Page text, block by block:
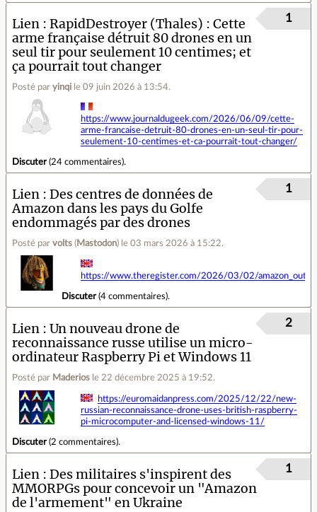
Lien
RapidDestroyer (Thales) : Cette
arme française détruit 80 drones en un
seul tir pour seulement 10 centimes; et
ça pourrait tout changer
Posté par yinqi le 09 juin 2026 à 13:54.
1
https://www.journaldugeek.com/2026/06/09/cette-
arme-francaise-detruit-80-drones-en-un-seul-tir-pour-
seulement-10-centimes-et-ca-pourrait-tout-changer/
Discuter(24 commentaires).
Lien
Des centres de données de
Amazon dans les pays du Golfe
endommagés par des drones
Posté par volts ( Mastodon) le 03 mars 2026 à 15:22.
1
https://www.theregister.com/2026/03/02/
Discuter(4 commentaires).
Lien
Un nouveau drone de
reconnaissance russe utilise un micro-
ordinateur Raspberry Pi et Windows 11
Posté par Maderios le 22 décembre 2025 à 19:52.
2
https://euromaidanpress.com/2025/12/22/new-
russian-reconnaissance-drone-uses-british-raspberry-
pi-microcomputer-and-licensed-windows-11/
Discuter(2 commentaires).
Lien
Des militaires s'inspirent des
MMORPGs pour concevoir un "Amazon
de l'armement" en Ukraine
1